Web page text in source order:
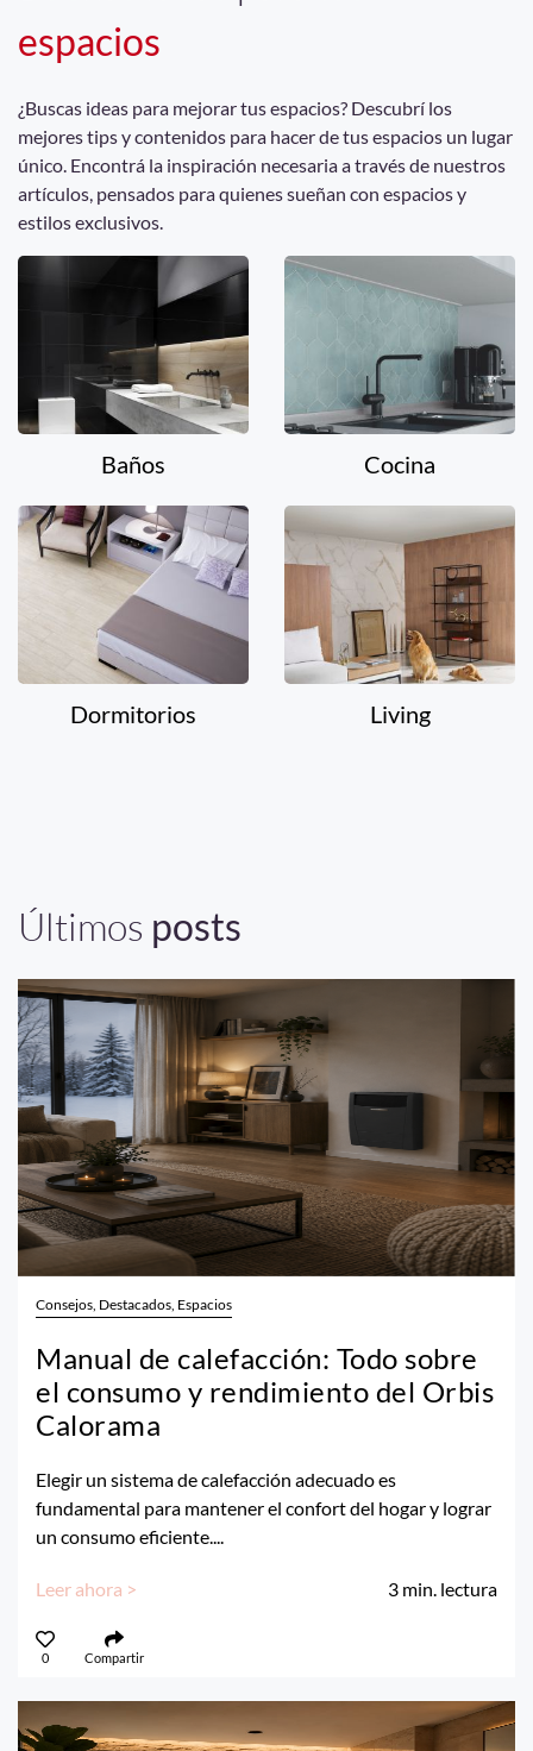
espacios
¿Buscas ideas para mejorar tus espacios? Descubrí los
mejores tips y contenidos para hacer de tus espacios un lugar
único. Encontrá la inspiración necesaria a través de nuestros
artículos, pensados para quienes sueñan con espacios y
estilos exclusivos.
Baños Cocina
Dormitorios Living
Últimos posts
Consejos, Destacados, Espacios
Manual de calefacción: Todo sobre
el consumo y rendimiento del Orbis
Calorama
Elegir un sistema de calefacción adecuado es
fundamental para mantener el confort del hogar y lograr
un consumo eficiente....
Leer ahora > 3 min. lectura
0 Compartir